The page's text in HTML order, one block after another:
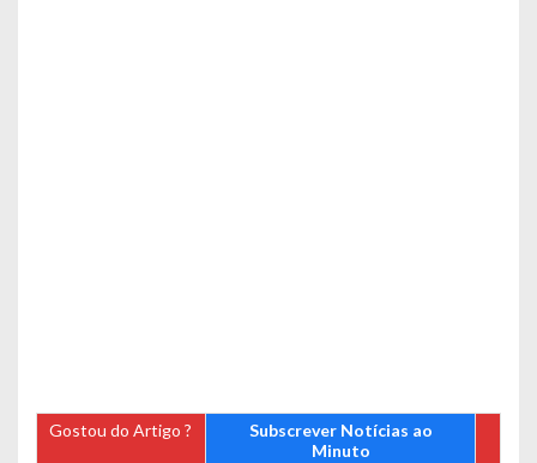
Gostou do Artigo ?
Subscrever Notícias ao
Minuto